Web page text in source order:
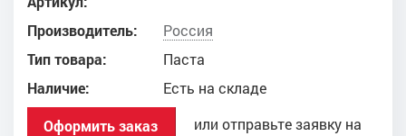
Производитель:
Россия
Тип товара:
Паста
Наличие:
Есть на складе
Оформить заказ
или отправьте заявку на